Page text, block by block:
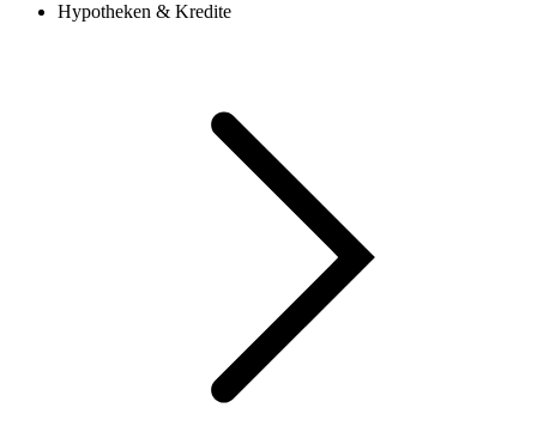
Hypotheken & Kredite